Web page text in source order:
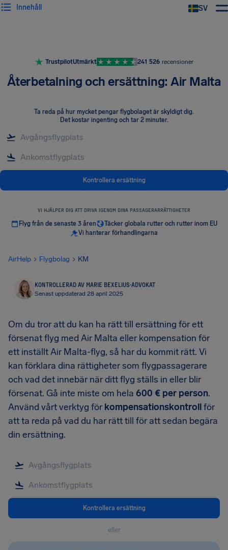
SV
Innehåll
TrustpilotUtmärkt 241 526 recensioner
Återbetalning och ersättning: Air Malta
Ta reda på hur mycket pengar flygbolaget är skyldigt dig.
Det kostar ingenting och tar 2 minuter.
Kontrollera ersättning
VI HJÄLPER DIG ATT DRIVA IGENOM DINA PASSAGERARRÄTTIGHETER
Flyg från de senaste 3 åren
Täcker globala rutter och rutter inom EU
Vi hanterar förhandlingarna
AirHelp Flygbolag KM
KONTROLLERAD AV MARIE BEXELIUS·ADVOKAT
Senast uppdaterad 28 april 2025
Om du tror att du kan ha rätt till ersättning för ett
försenat flyg med Air Malta eller kompensation för
ett inställt Air Malta-flyg, så har du kommit rätt. Vi
kan förklara dina rättigheter som flygpassagerare
och vad det innebär när ditt flyg ställs in eller blir
försenat. Gå inte miste om hela 600 € per person.
Använd vårt verktyg för kompensationskontrollför
att ta reda på vad du har rätt till för att sedan begära
din ersättning.
Kontrollera ersättning
eller